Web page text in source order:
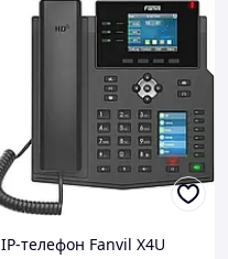
IP-телефон Fanvil X4U